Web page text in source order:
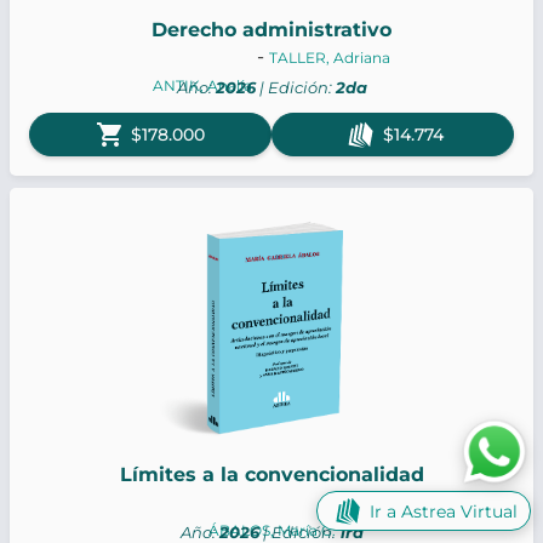
Derecho administrativo
ANTIK, Analía
- TALLER, Adriana
Año:2026| Edición:2da
shopping_cart $178.000 $14.774
Límites a la convencionalidad
ÁBALOS, María G.
Año:2026| Edición:1ra
Ir a Astrea Virtual